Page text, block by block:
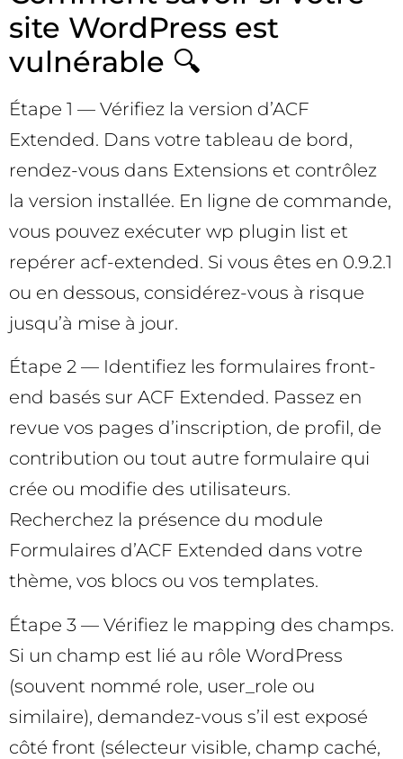
site WordPress est
vulnérable 🔍
Étape 1 — Vérifiez la version d’ACF
Extended. Dans votre tableau de bord,
rendez-vous dans Extensions et contrôlez
la version installée. En ligne de commande,
vous pouvez exécuter wp plugin list et
repérer acf-extended. Si vous êtes en 0.9.2.1
ou en dessous, considérez-vous à risque
jusqu’à mise à jour.
Étape 2 — Identifiez les formulaires front-
end basés sur ACF Extended. Passez en
revue vos pages d’inscription, de profil, de
contribution ou tout autre formulaire qui
crée ou modifie des utilisateurs.
Recherchez la présence du module
Formulaires d’ACF Extended dans votre
thème, vos blocs ou vos templates.
Étape 3 — Vérifiez le mapping des champs.
Si un champ est lié au rôle WordPress
(souvent nommé role, user_role ou
similaire), demandez-vous s’il est exposé
côté front (sélecteur visible, champ caché,